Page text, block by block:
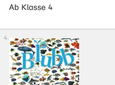
Ab Klasse 4